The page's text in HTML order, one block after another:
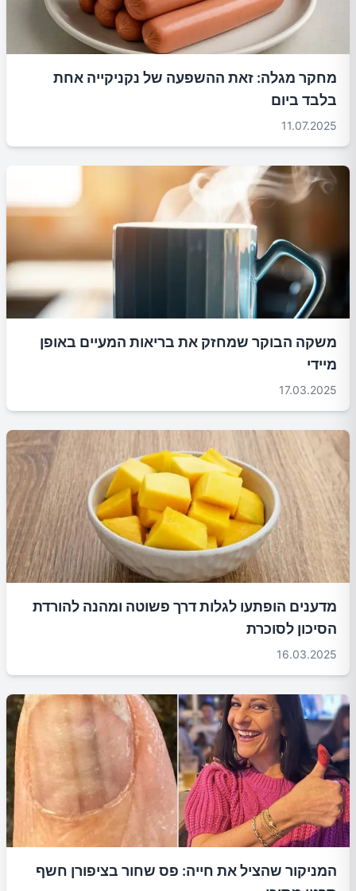
מחקר מגלה: זאת ההשפעה של נקניקייה אחת
בלבד ביום
11.07.2025
משקה הבוקר שמחזק את בריאות המעיים באופן
מיידי
17.03.2025
מדענים הופתעו לגלות דרך פשוטה ומהנה להורדת
הסיכון לסוכרת
16.03.2025
המניקור שהציל את חייה: פס שחור בציפורן חשף